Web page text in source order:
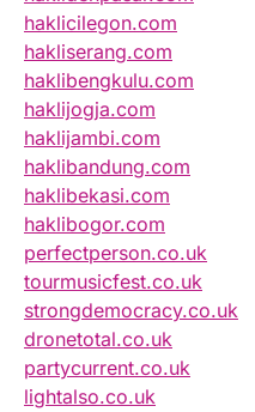
haklicilegon.com
hakliserang.com
haklibengkulu.com
haklijogja.com
haklijambi.com
haklibandung.com
haklibekasi.com
haklibogor.com
perfectperson.co.uk
tourmusicfest.co.uk
strongdemocracy.co.uk
dronetotal.co.uk
partycurrent.co.uk
lightalso.co.uk